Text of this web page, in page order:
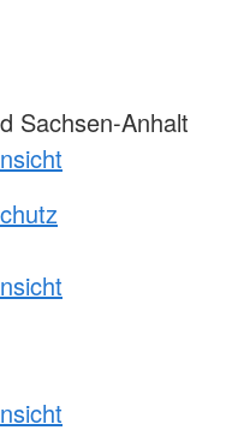
Sachsen-Anhalt